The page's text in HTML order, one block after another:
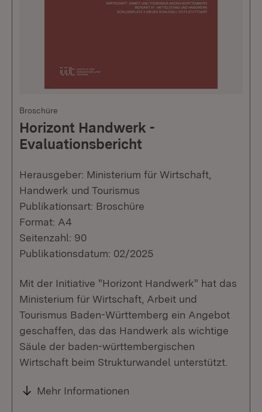
Broschüre
Horizont Handwerk -
Evaluationsbericht
Herausgeber: Ministerium für Wirtschaft,
Handwerk und Tourismus
Publikationsart: Broschüre
Format: A4
Seitenzahl: 90
Publikationsdatum: 02/2025
Mit der Initiative "Horizont Handwerk" hat das
Ministerium für Wirtschaft, Arbeit und
Tourismus Baden-Württemberg ein Angebot
geschaffen, das das Handwerk als wichtige
Säule der baden-württembergischen
Wirtschaft beim Strukturwandel unterstützt.
Mehr Informationen